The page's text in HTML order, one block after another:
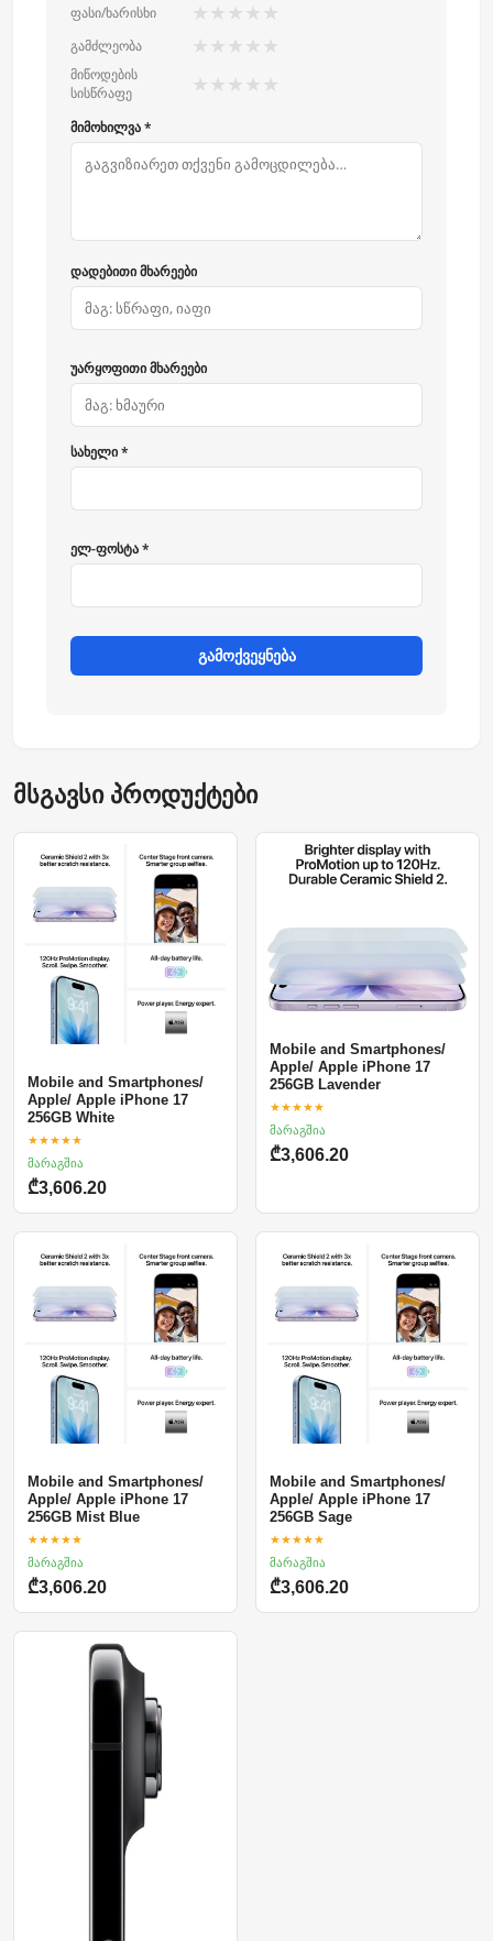
ფასი/ხარისხი ★ ★ ★ ★ ★
გამძლეობა ★ ★ ★ ★ ★
მიწოდების
სისწრაფე
★ ★ ★ ★ ★
მიმოხილვა *
დადებითი მხარეები
უარყოფითი მხარეები
სახელი *
ელ-ფოსტა *
გამოქვეყნება
მსგავსი პროდუქტები
Mobile and Smartphones/
Apple/ Apple iPhone 17
256GB White
★★★★★
მარაგშია
₾3,606.20
Mobile and Smartphones/
Apple/ Apple iPhone 17
256GB Lavender
★★★★★
მარაგშია
₾3,606.20
Mobile and Smartphones/
Apple/ Apple iPhone 17
256GB Mist Blue
★★★★★
მარაგშია
₾3,606.20
Mobile and Smartphones/
Apple/ Apple iPhone 17
256GB Sage
★★★★★
მარაგშია
₾3,606.20